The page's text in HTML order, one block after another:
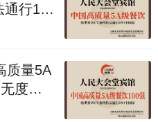
行193
质量5A
度评